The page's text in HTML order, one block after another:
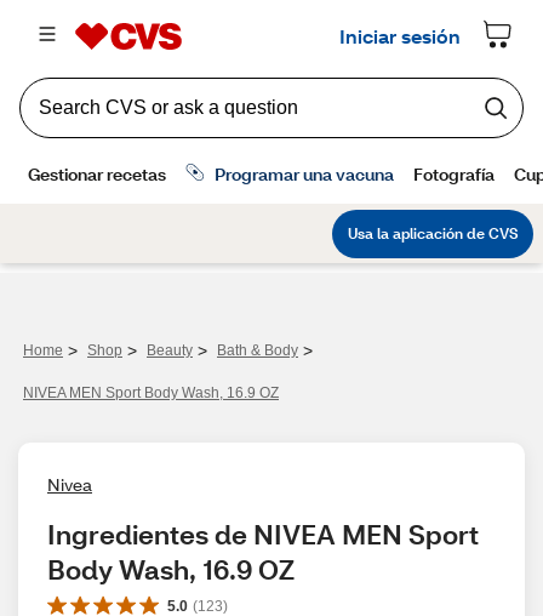
Home > Shop > Beauty > Bath & Body >
NIVEA MEN Sport Body Wash, 16.9 OZ
Nivea
Ingredientes de NIVEA MEN Sport
Body Wash, 16.9 OZ
5.0 (123)